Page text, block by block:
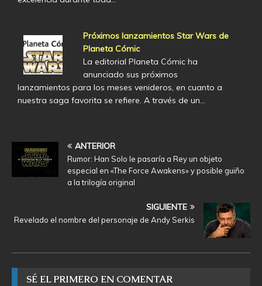
Próximos lanzamientos Star Wars de
Planeta Cómic
La editorial Planeta Cómic ha
anunciado sus próximos
lanzamientos para los meses venideros, en cuanto a
nuestra saga favorita se refiere. A través de un…
ANTERIOR
Rumor: Han Solo le pasaría a Rey un objeto
especial en «The Force Awakens» y posible guiño
a la trilogía original
SIGUIENTE
Revelado el nombre del personaje de Andy Serkis
SÉ EL PRIMERO EN COMENTAR